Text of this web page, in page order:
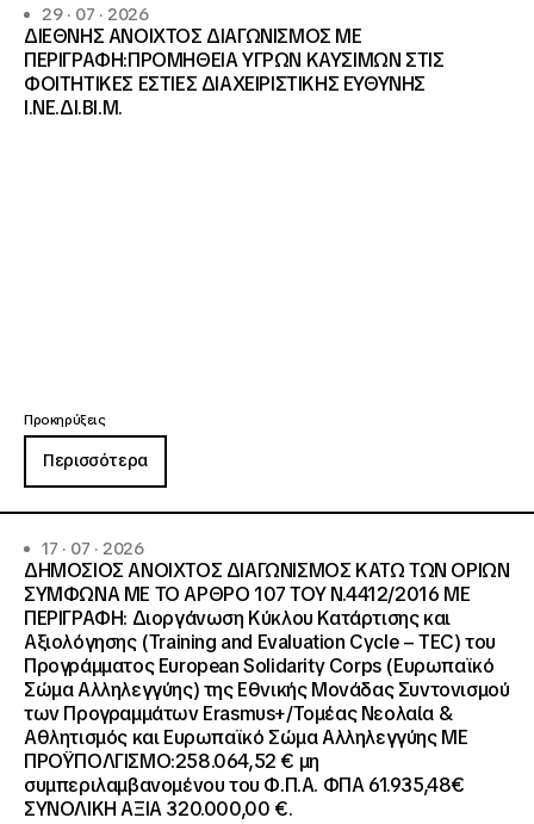
29 · 07 · 2026
ΔΙΕΘΝΗΣ ΑΝΟΙΧΤΟΣ ΔΙΑΓΩΝΙΣΜΟΣ ΜΕ
ΠΕΡΙΓΡΑΦΗ:ΠΡΟΜΗΘΕΙΑ ΥΓΡΩΝ ΚΑΥΣΙΜΩΝ ΣΤΙΣ
ΦΟΙΤΗΤΙΚΕΣ ΕΣΤΙΕΣ ΔΙΑΧΕΙΡΙΣΤΙΚΗΣ ΕΥΘΥΝΗΣ
Ι.ΝΕ.ΔΙ.ΒΙ.Μ.
Προκηρύξεις
Περισσότερα
17 · 07 · 2026
ΔΗΜΟΣΙΟΣ ΑΝΟΙΧΤΟΣ ΔΙΑΓΩΝΙΣΜΟΣ ΚΑΤΩ ΤΩΝ ΟΡΙΩΝ
ΣΥΜΦΩΝΑ ΜΕ ΤΟ ΑΡΘΡΟ 107 ΤΟΥ Ν.4412/2016 ΜΕ
ΠΕΡΙΓΡΑΦΗ: Διοργάνωση Κύκλου Κατάρτισης και
Αξιολόγησης (Training and Evaluation Cycle – TEC) του
Προγράμματος European Solidarity Corps (Ευρωπαϊκό
Σώμα Αλληλεγγύης) της Εθνικής Μονάδας Συντονισμού
των Προγραμμάτων Erasmus+/Τομέας Νεολαία &
Αθλητισμός και Ευρωπαϊκό Σώμα Αλληλεγγύης ΜΕ
ΠΡΟΫΠΟΛΓΙΣΜΟ:258.064,52 € μη
συμπεριλαμβανομένου του Φ.Π.Α. ΦΠΑ 61.935,48€
ΣΥΝΟΛΙΚΗ ΑΞΙΑ 320.000,00 €.